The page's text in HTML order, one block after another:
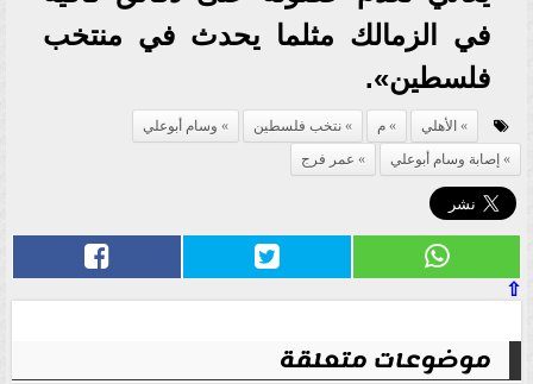
في الزمالك مثلما يحدث في منتخب
فلسطين».
الأهلي م نتخب فلسطين
وسام أبوعلي
إصابة وسام أبوعلي
عمر فرج
⇧
موضوعات متعلقة